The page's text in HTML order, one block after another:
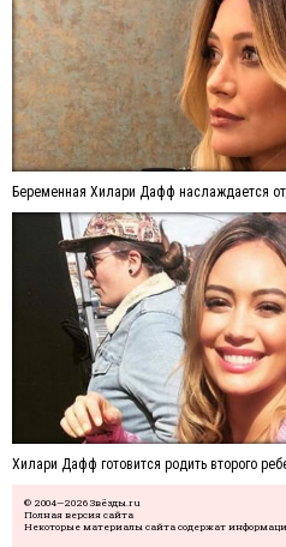
Беременная Хилари Дафф наслаждается
Хилари Дафф готовится родить второго
© 2004—2026 Звёзды.ru
Полная версия сайта
Некоторые материалы сайта содержат